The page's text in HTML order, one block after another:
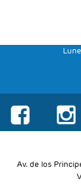
Av. de los